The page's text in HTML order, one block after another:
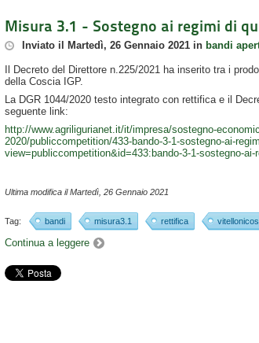
Misura 3.1 - Sostegno ai regimi di
Inviato il Martedì, 26 Gennaio 2021 in bandi
Il Decreto del Direttore n.225/2021 ha inserito tra i
della Coscia IGP.
La DGR 1044/2020 testo integrato con rettifica e il
seguente link:
http://www.agriligurianet.it/it/impresa/sostegno-
2020/publiccompetition/433-bando-3-1-sostegno-ai-
view=publiccompetition&id=433:bando-3-1-sostegno-
Ultima modifica ilMartedì, 26 Gennaio 2021
Tag: bandi misura3.1 rettifica
Continua a leggere